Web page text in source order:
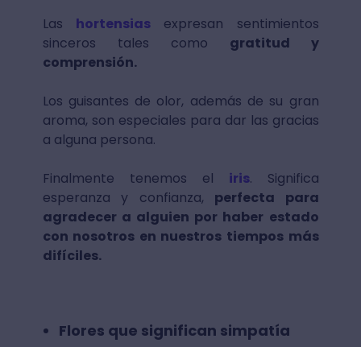
Las hortensias
expresan sentimientos
sinceros tales como gratitud y
comprensión.
Los guisantes de olor, además de su gran
aroma, son especiales para dar las gracias
a alguna persona.
Finalmente tenemos el iris. Significa
esperanza y confianza, perfecta para
agradecer a alguien por haber estado
con nosotros en nuestros tiempos más
difíciles.
Flores que significan simpatía